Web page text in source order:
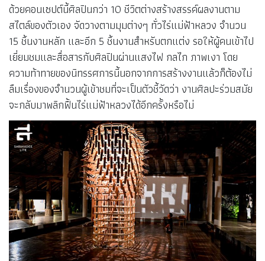
ด้วยคอนเซปต์นี้ศิลปินกว่า 10 ชีวิตต่างสร้างสรรค์ผลงานตาม
สไตล์ของตัวเอง จัดวางตามมุมต่างๆ ทั่วไร่แม่ฟ้าหลวง จำนวน
15 ชิ้นงานหลัก และอีก 5 ชิ้นงานสำหรับตกแต่ง รอให้ผู้คนเข้าไป
เยี่ยมชมและสื่อสารกับศิลปินผ่านแสงไฟ กลไก ภาพเงา โดย
ความท้าทายของนิทรรศการนี้นอกจากการสร้างงานแล้วก็ต้องไม่
ลืมเรื่องของจำนวนผู้เข้าชมที่จะเป็นตัวชี้วัดว่า งานศิลปะร่วมสมัย
จะกลับมาพลิกฟื้นไร่แม่ฟ้าหลวงได้อีกครั้งหรือไม่